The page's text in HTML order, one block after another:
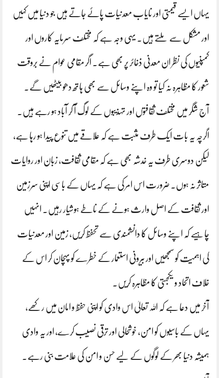
یہاں ایسے قیمتی اور نایاب معدنیات پائے جاتے ہیں جو دنیا میں کہیں
اور مشکل سے ملتے ہیں۔ یہی وجہ ہے کہ مختلف سرمایہ کاروں اور
کمپنیوں کی نظر ان معدنی ذخائر پر بھی ہے۔ اگر مقامی عوام نے بروقت
شعور کا مظاہرہ نہ کیا تو وہ اپنے وسائل سے بھی ہاتھ دھو بیٹھیں گے۔
آج شگر میں مختلف ثقافتوں اور تہذیبوں کے لوگ آ کر آباد ہو رہے ہیں۔
اگرچہ یہ بات ایک طرف مثبت ہے کہ علاقے میں تنوع پیدا ہو رہا ہے،
لیکن دوسری طرف یہ خدشہ بھی ہے کہ مقامی ثقافت، زبان اور روایات
متاثر نہ ہوں۔ ضرورت اس امر کی ہے کہ یہاں کے باسی اپنی سرزمین
اور ثقافت کے اصل وارث ہونے کے ناطے ہوشیار رہیں۔ انہیں
چاہیے کہ اپنے وسائل کا دانشمندی سے تحفظ کریں، زمین اور معدنیات
کی اہمیت کو سمجھیں اور بیرونی استعمار کے خطرے کو پہچان کر اس کے
خلاف اتحاد و یکجہتی کا مظاہرہ کریں۔
آخر میں دعا ہے کہ اللہ تعالیٰ اس وادی کو اپنی حفظ و امان میں رکھے،
یہاں کے باسیوں کو امن، خوشحالی اور ترقی نصیب کرے، اور یہ وادی
ہمیشہ دنیا بھر کے لوگوں کے لیے حسن و امن کی علامت بنی رہے۔